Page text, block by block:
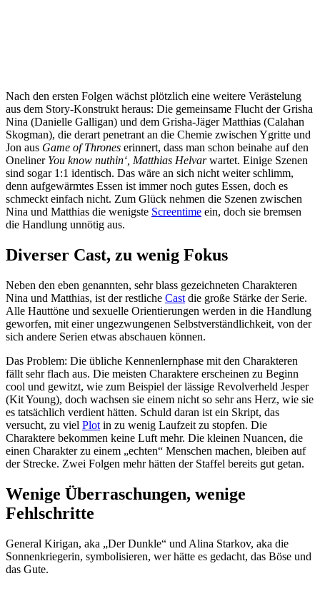
Nach den ersten Folgen wächst plötzlich eine weitere Verästelung
aus dem Story-Konstrukt heraus: Die gemeinsame Flucht der Grisha
Nina (Danielle Galligan) und dem Grisha-Jäger Matthias (Calahan
Skogman), die derart penetrant an die Chemie zwischen Ygritte und
Jon aus Game of Thrones erinnert, dass man schon beinahe auf den
Oneliner You know nuthin‘, Matthias Helvarwartet. Einige Szenen
sind sogar 1:1 identisch. Das wäre an sich nicht weiter schlimm,
denn aufgewärmtes Essen ist immer noch gutes Essen, doch es
schmeckt einfach nicht. Zum Glück nehmen die Szenen zwischen
Nina und Matthias die wenigste Screentime ein, doch sie bremsen
die Handlung unnötig aus.
Diverser Cast, zu wenig Fokus
Neben den eben genannten, sehr blass gezeichneten Charakteren
Nina und Matthias, ist der restliche Cast die große Stärke der Serie.
Alle Hauttöne und sexuelle Orientierungen werden in die Handlung
geworfen, mit einer ungezwungenen Selbstverständlichkeit, von der
sich andere Serien etwas abschauen können.
Das Problem: Die übliche Kennenlernphase mit den Charakteren
fällt sehr flach aus. Die meisten Charaktere erscheinen zu Beginn
cool und gewitzt, wie zum Beispiel der lässige Revolverheld Jesper
(Kit Young), doch wachsen sie einem nicht so sehr ans Herz, wie sie
es tatsächlich verdient hätten. Schuld daran ist ein Skript, das
versucht, zu viel Plot in zu wenig Laufzeit zu stopfen. Die
Charaktere bekommen keine Luft mehr. Die kleinen Nuancen, die
einen Charakter zu einem „echten“ Menschen machen, bleiben auf
der Strecke. Zwei Folgen mehr hätten der Staffel bereits gut getan.
Wenige Überraschungen, wenige
Fehlschritte
General Kirigan, aka „Der Dunkle“ und Alina Starkov, aka die
Sonnenkriegerin, symbolisieren, wer hätte es gedacht, das Böse und
das Gute.